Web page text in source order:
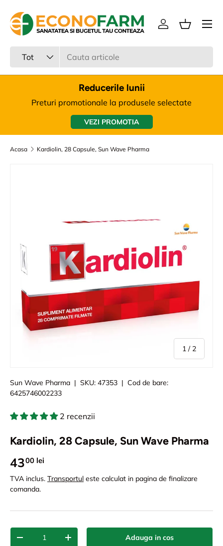
Sari la continut
Tot
Intra in cont
Cos
Meniu
Reducerile lunii
Preturi promotionale la produsele selectate
VEZI PROMOTIA
Acasa Kardiolin, 28 Capsule, Sun Wave Pharma
1 / din
2
Sun Wave Pharma | SKU: 47353 | Cod de bare:
6425746002233
2 recenzii
Kardiolin, 28 Capsule, Sun Wave Pharma
4300 lei
TVA inclus. Transportul este calculat in pagina de finalizare
comanda.
Cant.
-
+ Adauga in cos